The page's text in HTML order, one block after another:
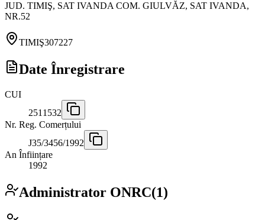
JUD. TIMIŞ, SAT IVANDA COM. GIULVĂZ, SAT IVANDA,
NR.52
TIMIŞ307227
Date Înregistrare
CUI
2511532
Nr. Reg. Comerțului
J35/3456/1992
An Înființare
1992
Administrator ONRC(1)